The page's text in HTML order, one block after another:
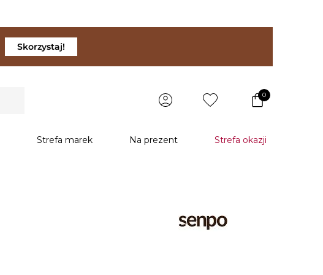
Skorzystaj!
0
Strefa marek Na prezent Strefa okazji